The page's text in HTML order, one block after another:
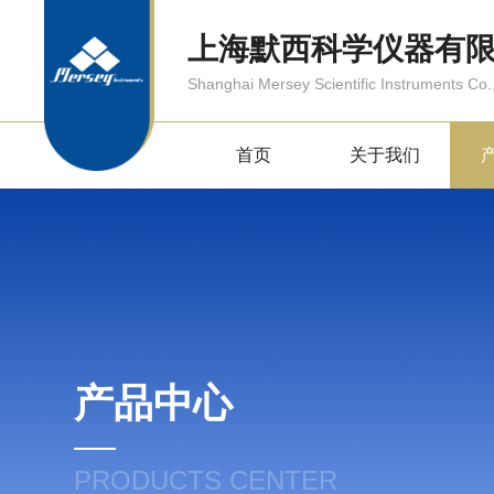
上海默西科学仪器有
Shanghai Mersey Scientific Instruments
首页 关于我们
产品中心
PRODUCTS CENTER